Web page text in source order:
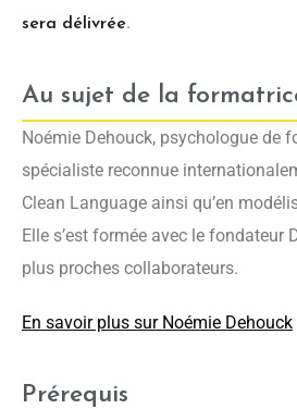
sera délivrée.
Au sujet de la
Noémie Dehouck, psychologue de
spécialiste reconnue
Clean Language ainsi qu’en
Elle s’est formée avec le fondateur
plus proches collaborateurs.
En savoir plus sur Noémie Dehouck
Prérequis